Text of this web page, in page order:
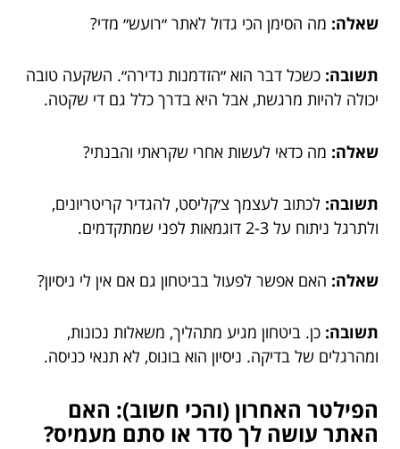
שאלה: מה הסימן הכי גדול לאתר ״רועש״ מדי?
תשובה: כשכל דבר הוא ״הזדמנות נדירה״. השקעה טובה
יכולה להיות מרגשת, אבל היא בדרך כלל גם די שקטה.
שאלה: מה כדאי לעשות אחרי שקראתי והבנתי?
תשובה: לכתוב לעצמך צ׳קליסט, להגדיר קריטריונים,
ולתרגל ניתוח על 2-3 דוגמאות לפני שמתקדמים.
שאלה: האם אפשר לפעול בביטחון גם אם אין לי ניסיון?
תשובה: כן. ביטחון מגיע מתהליך, משאלות נכונות,
ומהרגלים של בדיקה. ניסיון הוא בונוס, לא תנאי כניסה.
הפילטר האחרון (והכי חשוב): האם
האתר עושה לך סדר או סתם מעמיס?